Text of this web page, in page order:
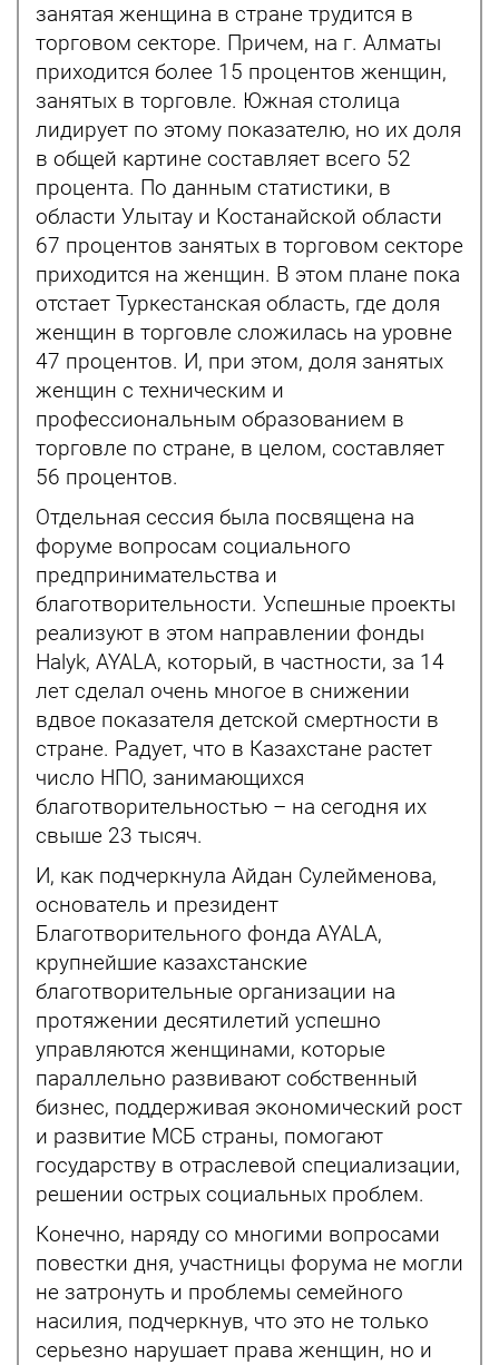
занятая женщина в стране трудится в
торговом секторе. Причем, на г. Алматы
приходится более 15 процентов женщин,
занятых в торговле. Южная столица
лидирует по этому показателю, но их доля
в общей картине составляет всего 52
процента. По данным статистики, в
области Улытау и Костанайской области
67 процентов занятых в торговом секторе
приходится на женщин. В этом плане пока
отстает Туркестанская область, где доля
женщин в торговле сложилась на уровне
47 процентов. И, при этом, доля занятых
женщин с техническим и
профессиональным образованием в
торговле по стране, в целом, составляет
56 процентов.
Отдельная сессия была посвящена на
форуме вопросам социального
предпринимательства и
благотворительности. Успешные проекты
реализуют в этом направлении фонды
Halyk, AYALA, который, в частности, за 14
лет сделал очень многое в снижении
вдвое показателя детской смертности в
стране. Радует, что в Казахстане растет
число НПО, занимающихся
благотворительностью – на сегодня их
свыше 23 тысяч.
И, как подчеркнула Айдан Сулейменова,
основатель и президент
Благотворительного фонда AYALA,
крупнейшие казахстанские
благотворительные организации на
протяжении десятилетий успешно
управляются женщинами, которые
параллельно развивают собственный
бизнес, поддерживая экономический рост
и развитие МСБ страны, помогают
государству в отраслевой специализации,
решении острых социальных проблем.
Конечно, наряду со многими вопросами
повестки дня, участницы форума не могли
не затронуть и проблемы семейного
насилия, подчеркнув, что это не только
серьезно нарушает права женщин, но и